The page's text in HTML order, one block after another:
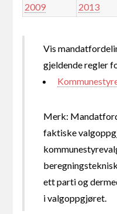
2009
2013
Vis
gjeldende regler
Merk:
faktiske
ett parti og
i valgoppgjøret.